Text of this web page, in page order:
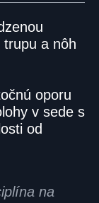
a nôh
oporu
v sede s
od
na